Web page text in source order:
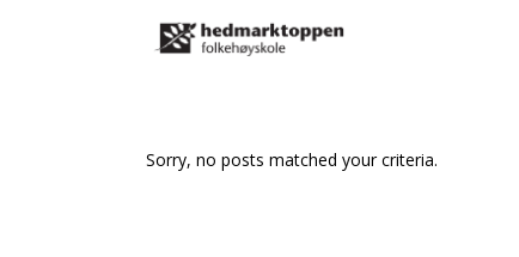
Sorry, no posts matched your criteria.